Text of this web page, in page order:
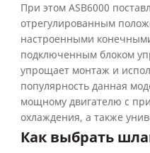
При этом ASB6000
отрегулированным
настроенными
подключенным блоком
упрощает монтаж и
популярность данная
мощному двигателю с
охлаждения, а также
Как выбрать